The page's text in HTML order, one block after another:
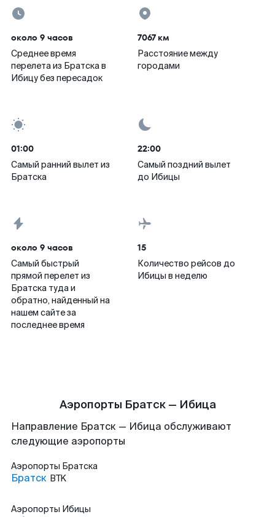
около 9 часов
Среднее время
перелета из Братска в
Ибицу без пересадок
7067 км
Расстояние между
городами
01:00
Самый ранний вылет из
Братска
22:00
Самый поздний вылет
до Ибицы
около 9 часов
Самый быстрый
прямой перелет из
Братска туда и
обратно, найденный на
нашем сайте за
последнее время
15
Количество рейсов до
Ибицы в неделю
Аэропорты Братск — Ибица
Направление Братск — Ибица обслуживают
следующие аэропорты
Аэропорты Братска
Братск BTK
Аэропорты Ибицы